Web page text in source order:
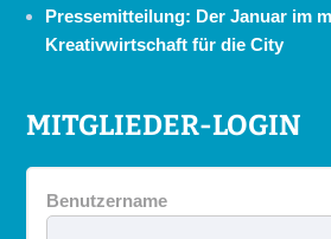
Pressemitteilung: Der Januar im
Kreativwirtschaft für die City
MITGLIEDER-LOGIN
Benutzername